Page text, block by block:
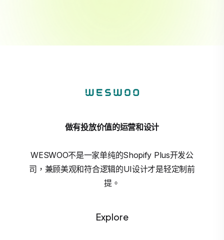
做有投放价值的运营和设计
WESWOO不是一家单纯的Shopify Plus开发公
司，兼顾美观和符合逻辑的UI设计才是轻定制前
提。
Explore